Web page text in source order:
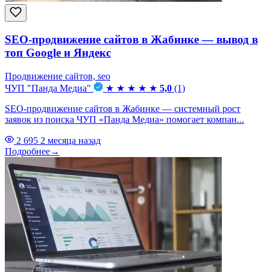
SEO-продвижение сайтов в Жабинке — вывод в
топ Google и Яндекс
Продвижение сайтов, seo
ЧУП "Панда Медиа"
★ ★ ★ ★ ★ 5,0 (1)
SEO-продвижение сайтов в Жабинке — системный рост
заявок из поиска ЧУП «Панда Медиа» помогает компан...
2 695 2 месяца назад
Подробнее→